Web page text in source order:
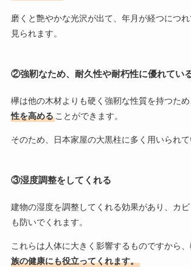
磨くと艶やかな光沢が出て、年月が経つにつ
見られます。
②強靭なため、耐久性や耐朽性に優れてい
欅は他の木材よりも硬く強靭な性質を持つため
性を高めることができます。
そのため、日本家屋の大黒柱に多く用いられて
③湿度調整をしてくれる
建物の湿度を調整してくれる効果があり、カ
も防いでくれます。
これらは人体に大きく影響するものですから
族の健康にも役立ってくれます。